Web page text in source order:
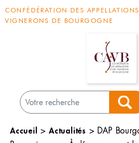
Panneau de gestion des cookies
CONFÉDÉRATION DES
VIGNERONS DE BOURGOGNE
Accueil >Actualités > DAP